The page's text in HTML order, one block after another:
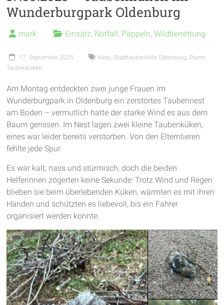
garantieren
Luft
viel
Bewegung
Wunderburgpark Oldenburg
mark Einsatz, Notfall, Päppeln,Wildtierrettung
17. September 2025 Nest, Stadttaubenhilfe Oldenburg, Sturm,
Taubenküken
Am Montag entdeckten zwei junge Frauen im
Wunderburgpark in Oldenburg ein zerstörtes Taubennest
am Boden – vermutlich hatte der starke Wind es aus dem
Baum gerissen. Im Nest lagen zwei kleine Taubenküken,
eines war leider bereits verstorben. Von den Elterntieren
fehlte jede Spur.
Es war kalt, nass und stürmisch, doch die beiden
Helferinnen zögerten keine Sekunde: Trotz Wind und Regen
blieben sie beim überlebenden Küken, wärmten es mit ihren
Händen und schützten es liebevoll, bis ein Fahrer
organisiert werden konnte.